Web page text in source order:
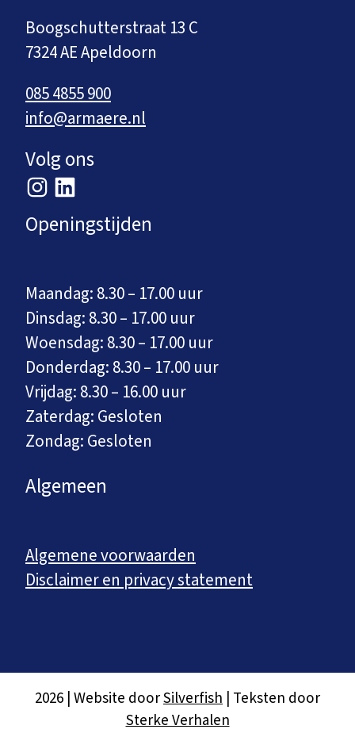
Boogschutterstraat 13 C
7324 AE Apeldoorn
085 4855 900
info@armaere.nl
Volg ons
Openingstijden
Maandag: 8.30 – 17.00 uur
Dinsdag: 8.30 – 17.00 uur
Woensdag: 8.30 – 17.00 uur
Donderdag: 8.30 – 17.00 uur
Vrijdag: 8.30 – 16.00 uur
Zaterdag: Gesloten
Zondag: Gesloten
Algemeen
Algemene voorwaarden
Disclaimer en privacy statement
2026 | Website doorSilverfish | Teksten door
Sterke Verhalen